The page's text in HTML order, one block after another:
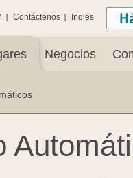
Contáctenos Inglés
Negocios